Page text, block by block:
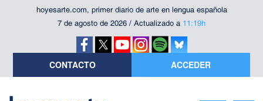
hoyesarte.com, primer diario de arte en lengua española
7 de agosto de 2026 / Actualizado a 11:19h
CONTACTO ACCEDER